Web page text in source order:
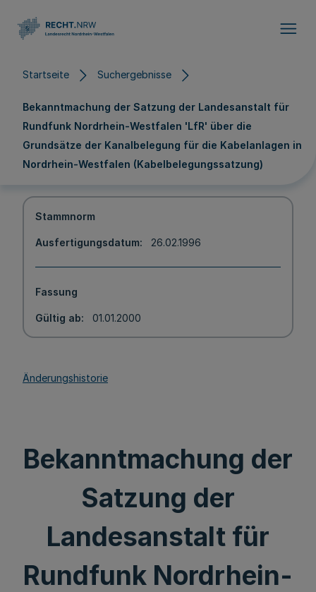
Startseite Suchergebnisse
Bekanntmachung der Satzung der Landesanstalt für
Rundfunk Nordrhein-Westfalen 'LfR' über die
Grundsätze der Kanalbelegung für die Kabelanlagen in
Nordrhein-Westfalen (Kabelbelegungssatzung)
Stammnorm
Ausfertigungsdatum 26.02.1996
Fassung
Gültig ab 01.01.2000
Änderungshistorie
Bekanntmachung der
Satzung der
Landesanstalt für
Rundfunk Nordrhein-